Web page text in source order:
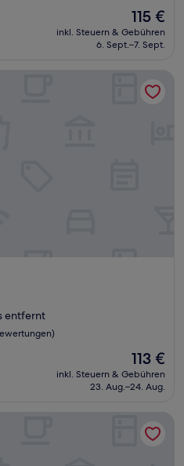
Der
Preis
beträgt
115 €
inkl. Steuern & Gebühren
6. Sept.–7. Sept.
entfernt
Der
Preis
beträgt
113 €
inkl. Steuern & Gebühren
23. Aug.–24. Aug.
Airport